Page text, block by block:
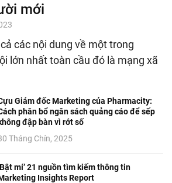
mới
các nội dung về một trong
lớn nhất toàn cầu đó là mạng xã
Giám đốc Marketing của Pharmacity:
phân bổ ngân sách quảng cáo để sếp
đập bàn vì rớt số
Tháng Chín, 2025
mí’ 21 nguồn tìm kiếm thông tin
Insights Report